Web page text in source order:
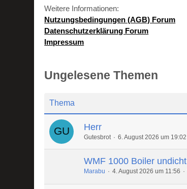
Weitere Informationen:
Nutzungsbedingungen (AGB) Forum
Datenschutzerklärung Forum
Impressum
Ungelesene Themen
Thema
Herr
Gutesbrot 6. August 2026 um 19:02
WMF 1000 Boiler undicht
Marabu 4. August 2026 um 11:56